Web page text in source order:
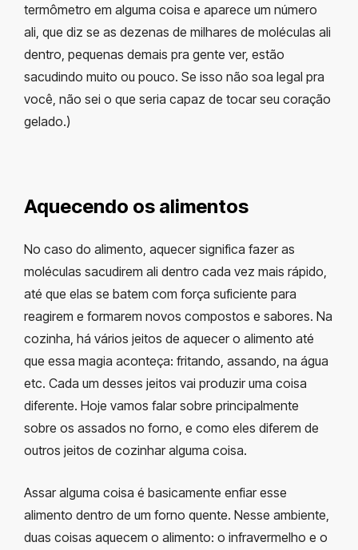
termômetro em alguma coisa e aparece um número
ali, que diz se as dezenas de milhares de moléculas ali
dentro, pequenas demais pra gente ver, estão
sacudindo muito ou pouco. Se isso não soa legal pra
você, não sei o que seria capaz de tocar seu coração
gelado.)
Aquecendo os alimentos
No caso do alimento, aquecer significa fazer as
moléculas sacudirem ali dentro cada vez mais rápido,
até que elas se batem com força suficiente para
reagirem e formarem novos compostos e sabores. Na
cozinha, há vários jeitos de aquecer o alimento até
que essa magia aconteça: fritando, assando, na água
etc. Cada um desses jeitos vai produzir uma coisa
diferente. Hoje vamos falar sobre principalmente
sobre os assados no forno, e como eles diferem de
outros jeitos de cozinhar alguma coisa.
Assar alguma coisa é basicamente enfiar esse
alimento dentro de um forno quente. Nesse ambiente,
duas coisas aquecem o alimento: o infravermelho e o